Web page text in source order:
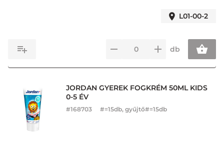
L01-00-2
db
JORDAN GYEREK FOGKRÉM 50ML KIDS
0-5 ÉV
#168703 #=15db, gyűjtő#=15db